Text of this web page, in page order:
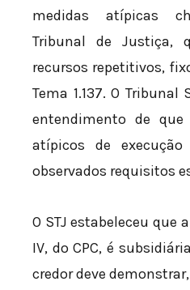
medidas atípicas
Tribunal de Justiça,
recursos repetitivos,
Tema 1.137. O
entendimento de
atípicos de
observados requisitos
O STJ estabeleceu que
IV, do CPC, é
credor deve